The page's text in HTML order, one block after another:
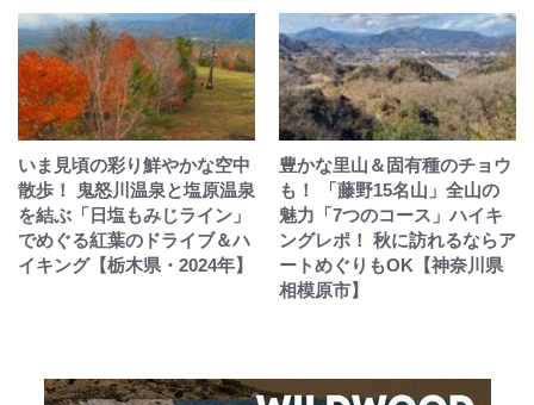
いま見頃の彩り鮮やかな空中
散歩！ 鬼怒川温泉と塩原温泉
を結ぶ「日塩もみじライン」
でめぐる紅葉のドライブ＆ハ
イキング【栃木県・2024年】
豊かな里山＆固有種のチョウ
も！ 「藤野15名山」全山の
魅力「7つのコース」ハイキ
ングレポ！ 秋に訪れるならア
ートめぐりもOK【神奈川県
相模原市】